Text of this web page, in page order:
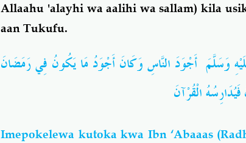
Allaahu 'alayhi wa aalihi wa sallam) kila
aan Tukufu.
وَسَلَّمَ ‏ ‏أَجْوَدَ النَّاسِ وَكَانَ أَجْوَدُ مَا يَكُونُ فِي رَمَضَانَ
الْقُرْآنَ
Imepokelewa kutoka kwa Ibn ‘Abaaas